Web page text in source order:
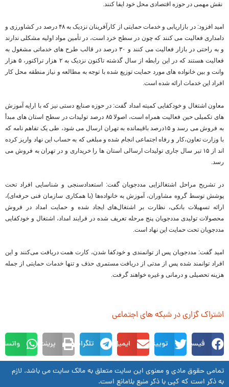
نقش مهمی در حوزه اقتصادی محل خود ایفا کنند.
امید افزود: در بازاریابی و خدمات حمایتی از کارآفرینان نزدیک به ۴۸ درصد در کشاورزی و
دامداری فعالیت می کنند که چون در سطح خرد است، در تأمین مواد اولیه مشکلی ندارند
و به راحتی در بازار فعالیت می کنند و ۳۰ درصد در قالب طرح های خدماتی مشغول به
فعالیت هستند که در این رابطه از سال گذشته تاکنون نزدیک به ۲ هزار تراکتور، ۵ هزار
وانت و بین خانواده های مورد حمایت توزیع شده با توجه به مطالعه و نیاز منطقه محل کار
افراد این خدمات ارائه شده است.
معاون اشتغال و خودکفایی کمیته امداد گفت: در حوزه صنایع دستی نیز که با ارایه آموزش
های تکمیلی حین فعالیت همراه است، اصولا ۸۵ درصد تولیدات در سطح استان های مبدأ
به فروش می رسد و ۱۵درصد باقیمانده به تهران ارسال می شود، طی یک تفاهم نامه که
با وزارت تعاون،کار و رفاه اجتماعی انجام شده و مبلغی که به حساب این نهاد واریز کرده
اند از ۱۵ تیر سال جاری تولیدات ارسالی استان ها را خریداری و در تهران به فروش می
رسد.
در تشریح مراحل اشتغالزایی مددجویان گفت: استعدادسنجی و شناسایی افراد تحت
پوشش توسط گروه‌ مشاوران، آموزش به خانواده‌ها (با همکاری سازمان فنی حرفه‌ای)،
ارائه تسهیلات بانکی، نظارت بر اشتغال‌های ایجاد شده و حمایت امداد در فروش
محصولات تولیدی مددجویان پنج مرحله تعریف شده در فرایند امداد، اشتغال و خودکفایی
مددجویان تحت حمایت این نهاد است.
امید گفت: مددجویان پس از توانمندی و خودکفا شدن، کارت همت دریافت می‌کنند و این
افراد توانمند شده پس از مدتی از دریافت مستمری‌ حذف و تنها خدمات حمایتی از جمله
هزینه تحصیلی و درمانی و غیره خواهند گرفت.
اشتراک گزاری در شبکه های اجتماعی
فیسبوک توییتر ایمیل تلگرام پرینت
تمامی حقوق مادی و معنوی این سایت متعلق به مالک سایت می باشد. لازم
به ذکر است که کپی با ذکر منبع بلامانع است.